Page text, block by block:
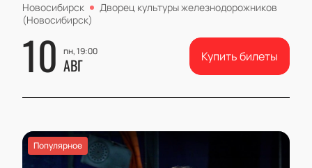
Новосибирск
Дворец культуры железнодорожников
(Новосибирск)
10 пн, 19:00
АВГ Купить билеты
Популярное